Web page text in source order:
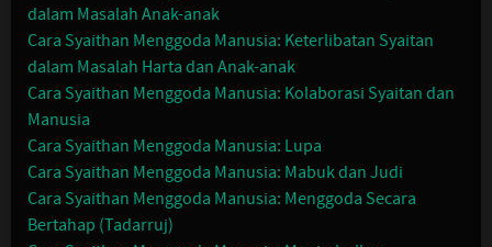
dalam Masalah Anak-anak
Cara Syaithan Menggoda Manusia: Keterlibatan Syaitan
dalam Masalah Harta dan Anak-anak
Cara Syaithan Menggoda Manusia: Kolaborasi Syaitan dan
Manusia
Cara Syaithan Menggoda Manusia: Lupa
Cara Syaithan Menggoda Manusia: Mabuk dan Judi
Cara Syaithan Menggoda Manusia: Menggoda Secara
Bertahap (Tadarruj)